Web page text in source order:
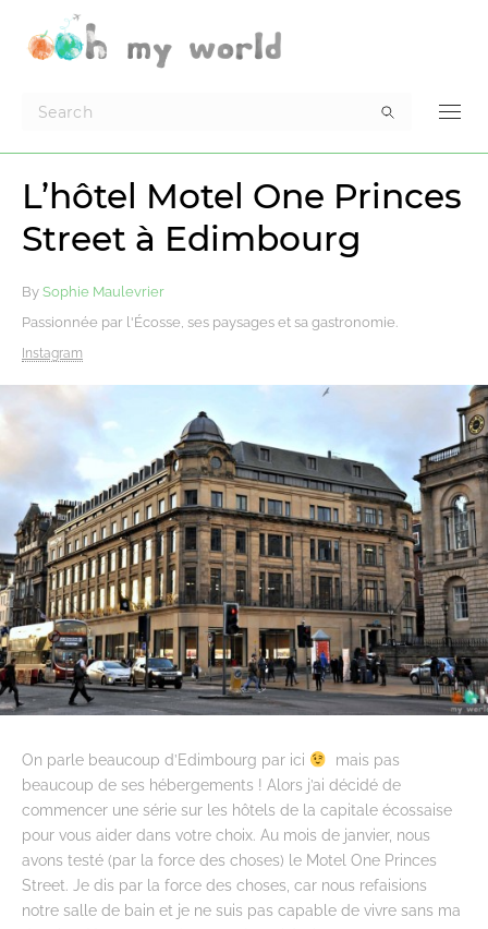
L’hôtel Motel One Princes
Street à Edimbourg
By Sophie Maulevrier
Passionnée par l'Écosse, ses paysages et sa gastronomie.
Instagram
On parle beaucoup d’Edimbourg par ici
mais pas
beaucoup de ses hébergements ! Alors j’ai décidé de
commencer une série sur les hôtels de la capitale écossaise
pour vous aider dans votre choix. Au mois de janvier, nous
avons testé (par la force des choses) le Motel One Princes
Street. Je dis par la force des choses, car nous refaisions
notre salle de bain et je ne suis pas capable de vivre sans ma